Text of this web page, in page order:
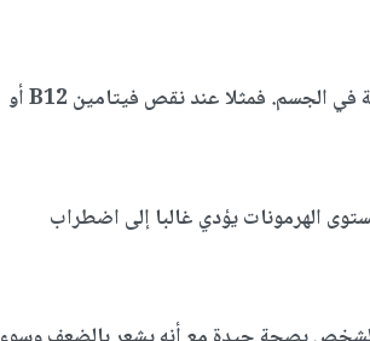
ووفقا لها، قد يكون السبب، نقص الفيتامينات أو العناصر المعدنية في الجسم. فمثلا عند نقص فيتامين B12 أو
الهرمونات يؤدي غالبا إلى اضطراب